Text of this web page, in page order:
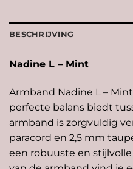
BESCHRIJVING
Nadine L – Mint
Armband Nadine L –
perfecte balans biedt
armband is zorgvuldig
paracord en 2,5 mm
een robuuste en